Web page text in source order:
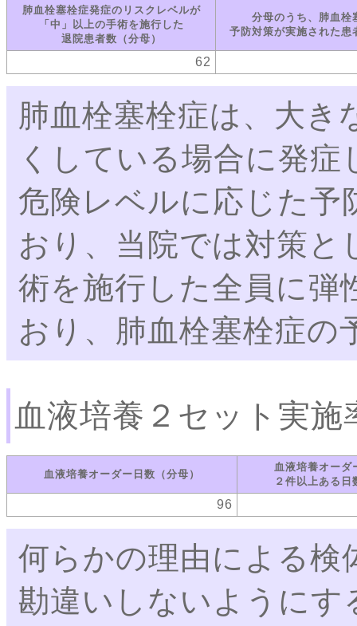
肺血栓塞栓症発症のリスクレベルが
「中」以上の手術を施行した
退院患者数（分母）
分母のうち、肺血栓
予防対策が実施された患
62
肺血栓塞栓症は、大き
くしている場合に発
危険レベルに応じた予
おり、当院では対策と
術を施行した全員に弾
おり、肺血栓塞栓症の
血液培養２セット実施
血液培養オーダー日数（分母）
血液培養オーダ
２件以上ある日
96
何らかの理由による検
勘違いしないように